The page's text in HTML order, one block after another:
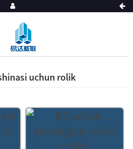
uchun rolik